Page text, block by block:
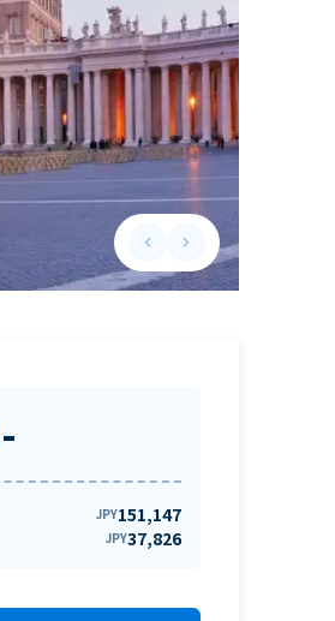
keyboard_arrow_leftPrevious slide
keyboard_arrow_rightNext slide
-
JPY151,147
JPY37,826